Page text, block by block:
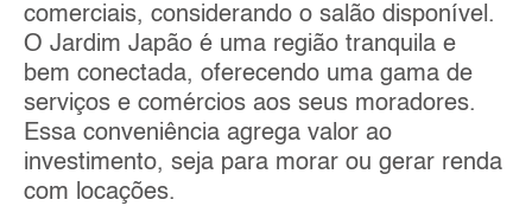
comerciais, considerando o salão disponível.
O Jardim Japão é uma região tranquila e
bem conectada, oferecendo uma gama de
serviços e comércios aos seus moradores.
Essa conveniência agrega valor ao
investimento, seja para morar ou gerar renda
com locações.